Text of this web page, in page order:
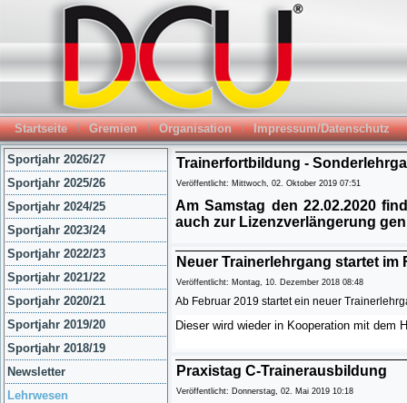
Startseite Gremien Organisation Impressum/Datenschutz
Sportjahr 2026/27
Sportjahr 2025/26
Sportjahr 2024/25
Sportjahr 2023/24
Sportjahr 2022/23
Sportjahr 2021/22
Sportjahr 2020/21
Sportjahr 2019/20
Sportjahr 2018/19
Newsletter
Lehrwesen
Trainerfortbildung -
Veröffentlicht: Mittwoch, 02. Oktober 2019 07:51
Am Samstag den 22.02.2020
auch zur Lizenzverlängerung
Neuer Trainerlehrgang startet im
Veröffentlicht: Montag, 10. Dezember 2018 08:48
Ab Februar 2019 startet ein neuer
Dieser wird wieder in Kooperation mit
Praxistag C-Trainerausbildung
Veröffentlicht: Donnerstag, 02. Mai 2019 10:18